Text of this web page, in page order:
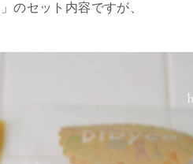
のセット内容ですが、